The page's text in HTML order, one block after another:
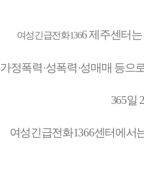
여성긴급전화1366제주센터는
가정폭력·성폭력·성매매 등으
365일
여성긴급전화1366센터에서